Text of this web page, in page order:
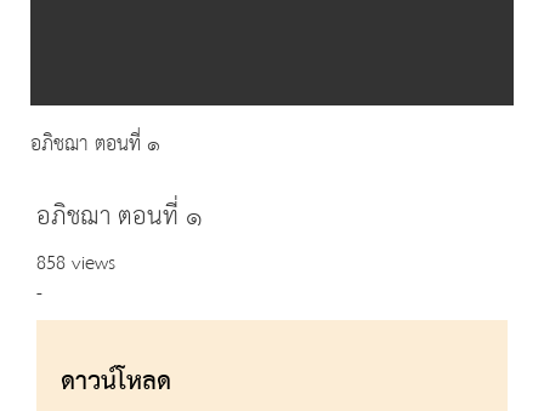
อภิชฌา ตอนที่ ๑
อภิชฌา ตอนที่ ๑
858 views
-
ดาวน์โหลด